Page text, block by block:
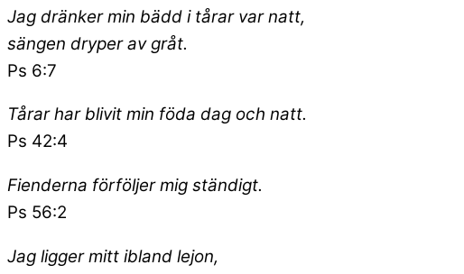
Jag dränker min bädd i tårar var natt,
sängen dryper av gråt.
Ps 6:7
Tårar har blivit min föda dag och natt.
Ps 42:4
Fienderna förföljer mig ständigt.
Ps 56:2
Jag ligger mitt ibland lejon,